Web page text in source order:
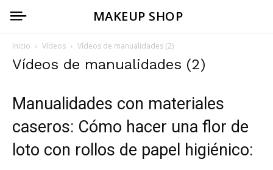
MAKEUP SHOP
Inicio Vídeos Vídeos de manualidades (2)
Vídeos de manualidades (2)
Manualidades con materiales
caseros: Cómo hacer una flor de
loto con rollos de papel higiénico: